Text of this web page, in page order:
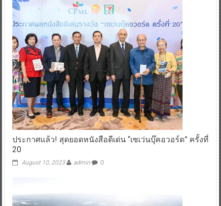
ประกาศแล้ว! สุดยอดหนังสือดีเด่น “เซเว่นบุ๊คอวอร์ด” ครั้งที่
20
August 10, 2023 admin 0